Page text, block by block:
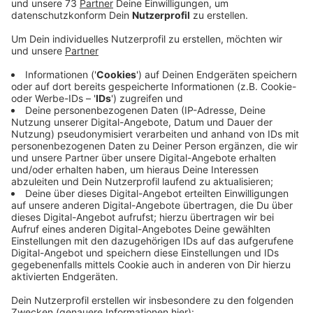
Anzeige
Zeugen sollen sich bei der Polizei melden
Anzeige
In Gronau sind drei Unbekannte in der Nacht von
Dienstag auf Mittwoch (12.01.) in eine Autowerkstatt
an der Düppelstraße eingebrochen und haben aus dem
Lager rund 100 Katalysatoren geklaut. Die Täter
wurden von einer Kamera der Videoüberwachung
gefilmt. Alle drei waren dunkel gekleidet und trugen
einen weißen Mund-Nasen-Schutz sagt die Krpo
Gronau. Zugeschlagen haben die Täter zwischen 0 und
ein Uhr. Mögliche Zeugen sollen sich bitte bei der Kripo
in Gronau melden.